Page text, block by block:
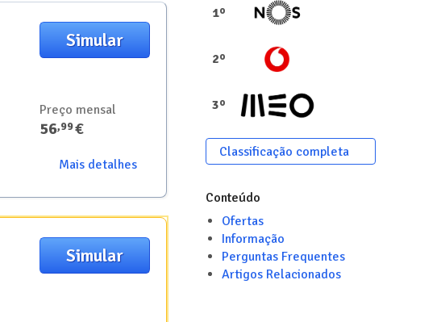
Preço mensal
56,99€
Mais detalhes
Simular
Simular
1º
2º
3º
Classificação completa
Conteúdo
Ofertas
Informação
Perguntas Frequentes
Artigos Relacionados